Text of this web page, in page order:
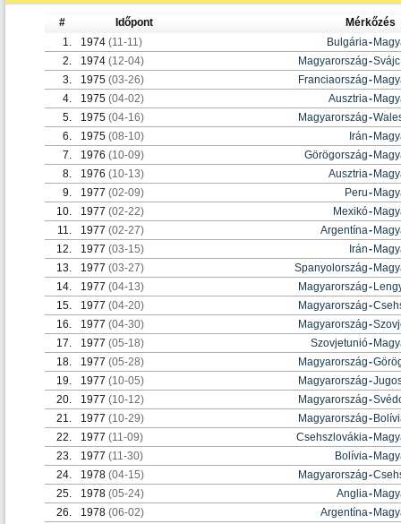
# Időpont
Mérkőzés
1.
1974 (11-11) Bulgária-
2.
1974 (12-04) Magyarország-Svájc
3.
1975 (03-26) Franciaország-
4.
1975 (04-02) Ausztria-
5.
1975 (04-16) Magyarország-
6.
1975 (08-10) Irán-
7.
1976 (10-09) Görögország-
8.
1976 (10-13) Ausztria-
9.
1977 (02-09) Peru-
10.
1977 (02-22) Mexikó-
11.
1977 (02-27) Argentína-
12.
1977 (03-15) Irán-
13.
1977 (03-27) Spanyolország-
14.
1977 (04-13) Magyarország-
15.
1977 (04-20) Magyarország-
16.
1977 (04-30) Magyarország-
17.
1977 (05-18) Szovjetunió-
18.
1977 (05-28) Magyarország-
19.
1977 (10-05) Magyarország-
20.
1977 (10-12) Magyarország-
21.
1977 (10-29) Magyarország-
22.
1977 (11-09) Csehszlovákia-
23.
1977 (11-30) Bolívia-
24.
1978 (04-15) Magyarország-
25.
1978 (05-24) Anglia-
26.
1978 (06-02) Argentína-